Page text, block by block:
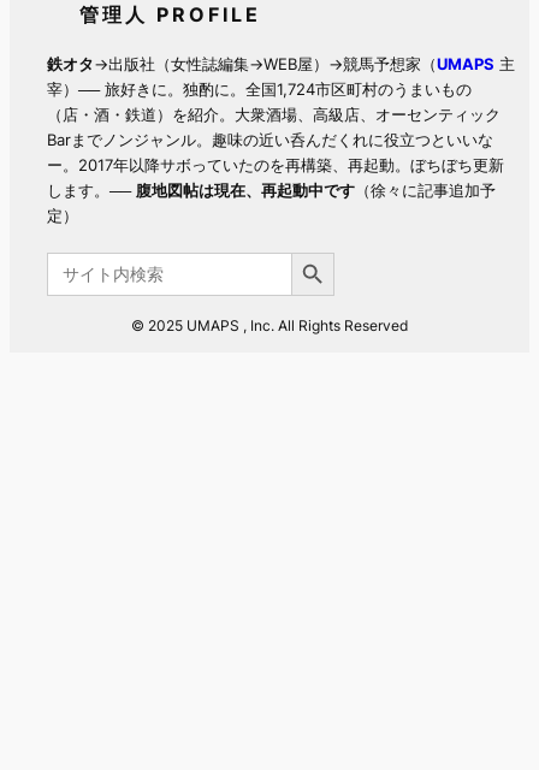
管理人 PROFILE
鉄オタ→出版社（女性誌編集→WEB屋）→競馬予想家（UMAPS 主
宰）── 旅好きに。独酌に。全国1,724市区町村のうまいもの
（店・酒・鉄道）を紹介。大衆酒場、高級店、オーセンティック
Barまでノンジャンル。趣味の近い呑んだくれに役立つといいな
ー。2017年以降サボっていたのを再構築、再起動。ぼちぼち更新
します。── 腹地図帖は現在、再起動中です （徐々に記事追加予
定）
Search
for:
Search Button
© 2025 UMAPS , Inc. All Rights Reserved